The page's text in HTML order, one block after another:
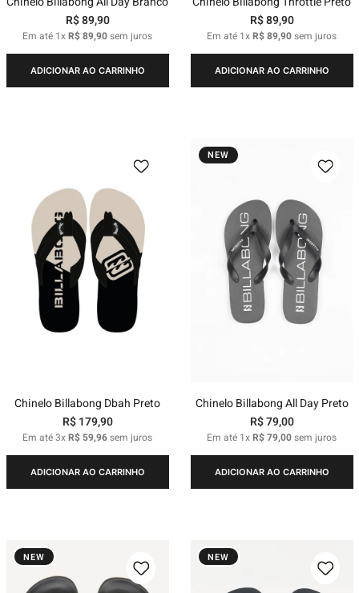
R$89,90
Em até 1xR$89,90sem juros
ADICIONAR AO CARRINHO
R$89,90
Em até 1xR$89,90sem juros
ADICIONAR AO CARRINHO
Chinelo Billabong Dbah Preto
R$ 179,90
Em até3xR$ 59,96sem juros
ADICIONAR AO CARRINHO
NEW
Chinelo Billabong All Day Preto
R$79,00
Em até 1xR$79,00sem juros
ADICIONAR AO CARRINHO
NEW NEW